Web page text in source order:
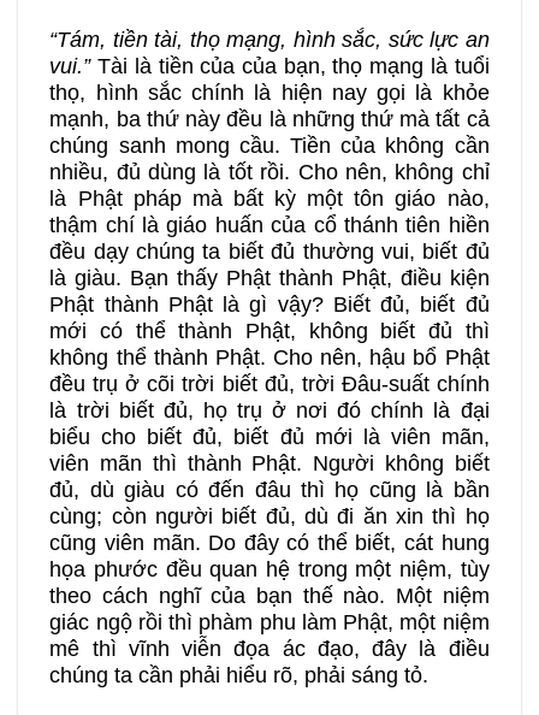
“Tám, tiền tài, thọ mạng, hình sắc, sức lực an
vui.”Tài là tiền của của bạn, thọ mạng là tuổi
thọ, hình sắc chính là hiện nay gọi là khỏe
mạnh, ba thứ này đều là những thứ mà tất cả
chúng sanh mong cầu. Tiền của không cần
nhiều, đủ dùng là tốt rồi. Cho nên, không chỉ
là Phật pháp mà bất kỳ một tôn giáo nào,
thậm chí là giáo huấn của cổ thánh tiên hiền
đều dạy chúng ta biết đủ thường vui, biết đủ
là giàu. Bạn thấy Phật thành Phật, điều kiện
Phật thành Phật là gì vậy? Biết đủ, biết đủ
mới có thể thành Phật, không biết đủ thì
không thể thành Phật. Cho nên, hậu bổ Phật
đều trụ ở cõi trời biết đủ, trời Đâu-suất chính
là trời biết đủ, họ trụ ở nơi đó chính là đại
biểu cho biết đủ, biết đủ mới là viên mãn,
viên mãn thì thành Phật. Người không biết
đủ, dù giàu có đến đâu thì họ cũng là bần
cùng; còn người biết đủ, dù đi ăn xin thì họ
cũng viên mãn. Do đây có thể biết, cát hung
họa phước đều quan hệ trong một niệm, tùy
theo cách nghĩ của bạn thế nào. Một niệm
giác ngộ rồi thì phàm phu làm Phật, một niệm
mê thì vĩnh viễn đọa ác đạo, đây là điều
chúng ta cần phải hiểu rõ, phải sáng tỏ.